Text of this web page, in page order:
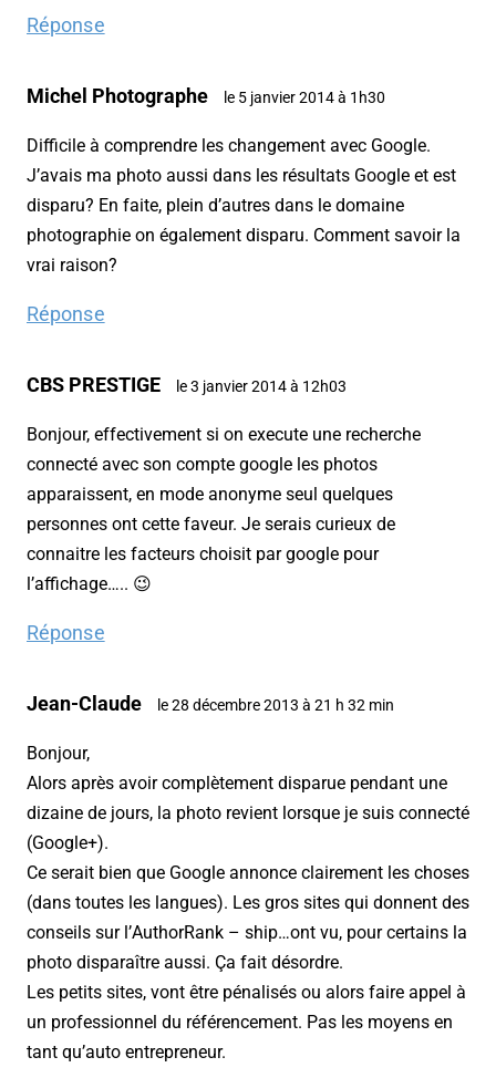
Réponse
Michel Photographe le 5 janvier 2014 à 1h30
Difficile à comprendre les changement avec Google.
J’avais ma photo aussi dans les résultats Google et est
disparu? En faite, plein d’autres dans le domaine
photographie on également disparu. Comment savoir la
vrai raison?
Réponse
CBS PRESTIGE le 3 janvier 2014 à 12h03
Bonjour, effectivement si on execute une recherche
connecté avec son compte google les photos
apparaissent, en mode anonyme seul quelques
personnes ont cette faveur. Je serais curieux de
connaitre les facteurs choisit par google pour
l’affichage….. 😉
Réponse
Jean-Claude le 28 décembre 2013 à 21 h 32 min
Bonjour,
Alors après avoir complètement disparue pendant une
dizaine de jours, la photo revient lorsque je suis connecté
(Google+).
Ce serait bien que Google annonce clairement les choses
(dans toutes les langues). Les gros sites qui donnent des
conseils sur l’AuthorRank – ship…ont vu, pour certains la
photo disparaître aussi. Ça fait désordre.
Les petits sites, vont être pénalisés ou alors faire appel à
un professionnel du référencement. Pas les moyens en
tant qu’auto entrepreneur.